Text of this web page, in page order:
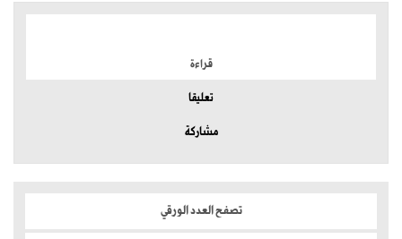
قراءة
تعليقا
مشاركة
تصفح العدد الورقي